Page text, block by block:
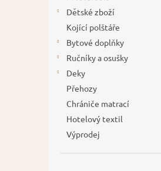
Dětské zboží
Kojící polštáře
Bytové doplňky
Ručníky a osušky
Deky
Přehozy
Chrániče matrací
Hotelový textil
Výprodej